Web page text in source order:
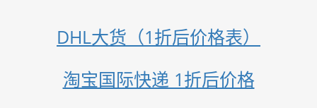
DHL大货（1折后价格表）
淘宝国际快递 1折后价格